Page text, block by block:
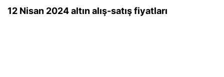
12 Nisan 2024 altın alış-satış fiyatları